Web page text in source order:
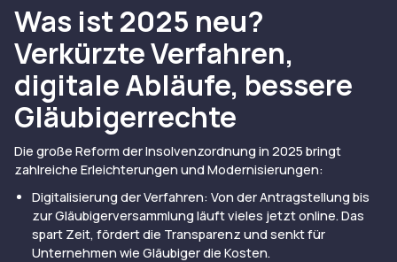
Was ist 2025 neu?
Verkürzte Verfahren,
digitale Abläufe, bessere
Gläubigerrechte
Die große Reform der Insolvenzordnung in 2025 bringt
zahlreiche Erleichterungen und Modernisierungen:
Digitalisierung der Verfahren: Von der Antragstellung bis
zur Gläubigerversammlung läuft vieles jetzt online. Das
spart Zeit, fördert die Transparenz und senkt für
Unternehmen wie Gläubiger die Kosten.